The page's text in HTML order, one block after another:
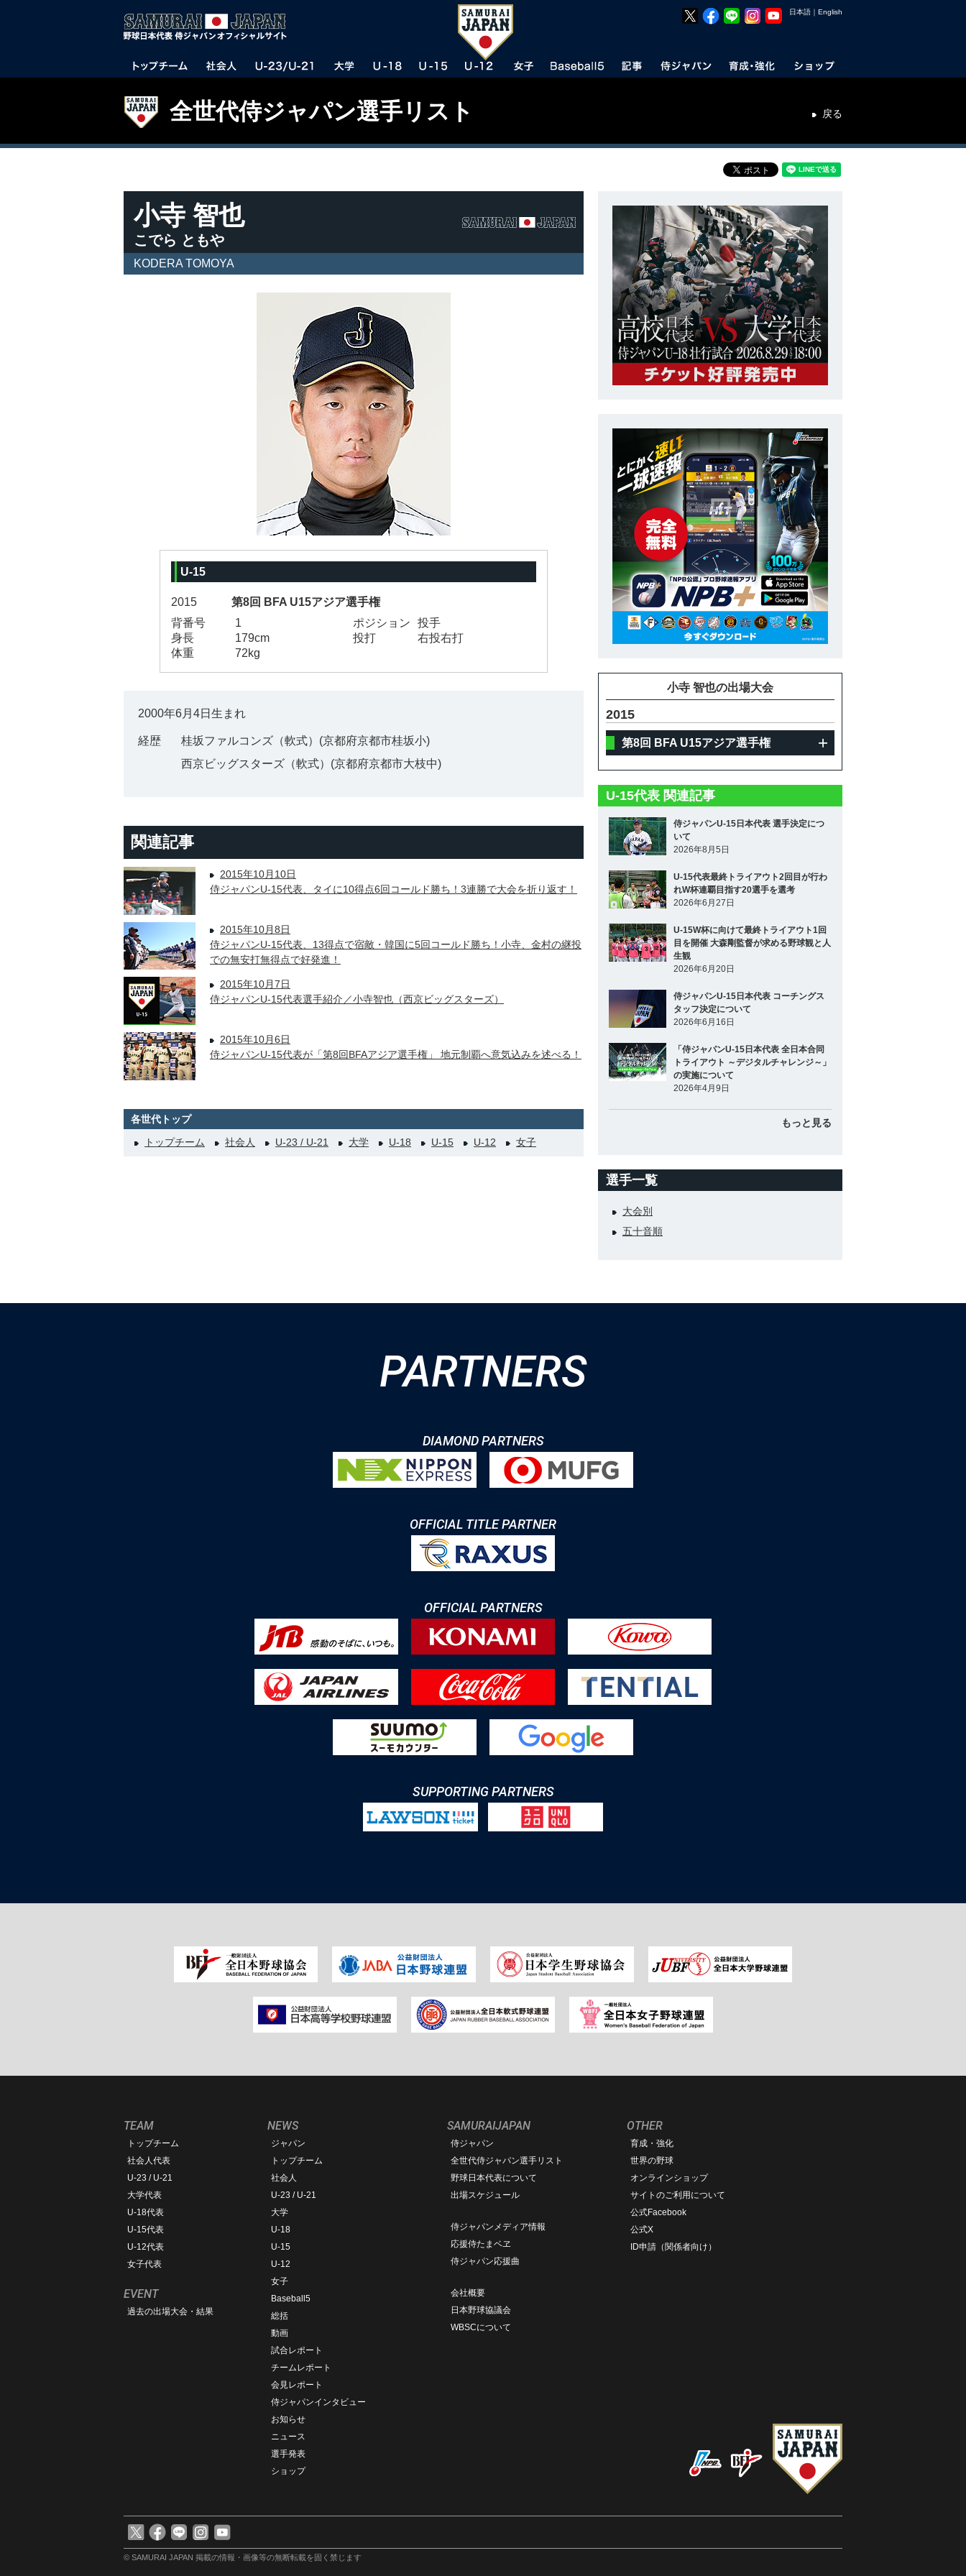
日本語 ｜ English
全世代侍ジャパン選手リスト 戻る
小寺 智也
こでら ともや
KODERA TOMOYA
U-15
2015
第8回 BFA U15アジア選手権
背番号
1 ポジション
投手
身長
179cm 投打
右投右打
体重
72kg
2000年6月4日生まれ
経歴
桂坂ファルコンズ（軟式）(京都府京都市桂坂小)
西京ビッグスターズ（軟式）(京都府京都市大枝中)
関連記事
2015年10月10日
侍ジャパンU-15代表、タイに10得点6回コールド勝ち！3連勝で大会を折り返す！
2015年10月8日
侍ジャパンU-15代表、13得点で宿敵・韓国に5回コールド勝ち！小寺、金村の継投
での無安打無得点で好発進！
2015年10月7日
侍ジャパンU-15代表選手紹介／小寺智也（西京ビッグスターズ）
2015年10月6日
侍ジャパンU-15代表が「第8回BFAアジア選手権」 地元制覇へ意気込みを述べる！
各世代トップ
トップチーム
社会人 U-23 / U-21 大学 U-18 U-15 U-12 女子
小寺 智也の出場大会
2015
第8回 BFA U15アジア選手権
U-15代表 関連記事
侍ジャパンU-15日本代表 選手決定につ
いて
2026年8月5日
U-15代表最終トライアウト2回目が行わ
れW杯連覇目指す20選手を選考
2026年6月27日
U-15W杯に向けて最終トライアウト1回
目を開催 大森剛監督が求める野球観と人
生観
2026年6月20日
侍ジャパンU-15日本代表 コーチングス
タッフ決定について
2026年6月16日
「侍ジャパンU-15日本代表 全日本合同
トライアウト ～デジタルチャレンジ～」
の実施について
2026年4月9日
もっと見る
選手一覧
大会別
五十音順
PARTNERS
DIAMOND PARTNERS
OFFICIAL TITLE PARTNER
OFFICIAL PARTNERS
SUPPORTING PARTNERS
TEAM
トップチーム
社会人代表
U-23 / U-21
大学代表
U-18代表
U-15代表
U-12代表
女子代表
EVENT
過去の出場大会・結果
NEWS
ジャパン
トップチーム
社会人
U-23 / U-21
大学
U-18
U-15
U-12
女子
Baseball5
総括
動画
試合レポート
チームレポート
会見レポート
侍ジャパンインタビュー
お知らせ
ニュース
選手発表
ショップ
SAMURAIJAPAN
侍ジャパン
全世代侍ジャパン選手リスト
野球日本代表について
出場スケジュール
侍ジャパンメディア情報
応援侍たまベヱ
侍ジャパン応援曲
会社概要
日本野球協議会
WBSCについて
OTHER
育成・強化
世界の野球
オンラインショップ
サイトのご利用について
公式Facebook
公式X
ID申請（関係者向け）
© SAMURAI JAPAN 掲載の情報・画像等の無断転載を固く禁じます